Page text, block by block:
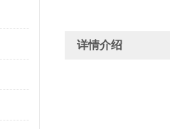
详情介绍